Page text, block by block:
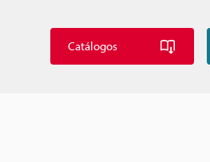
Catálogos